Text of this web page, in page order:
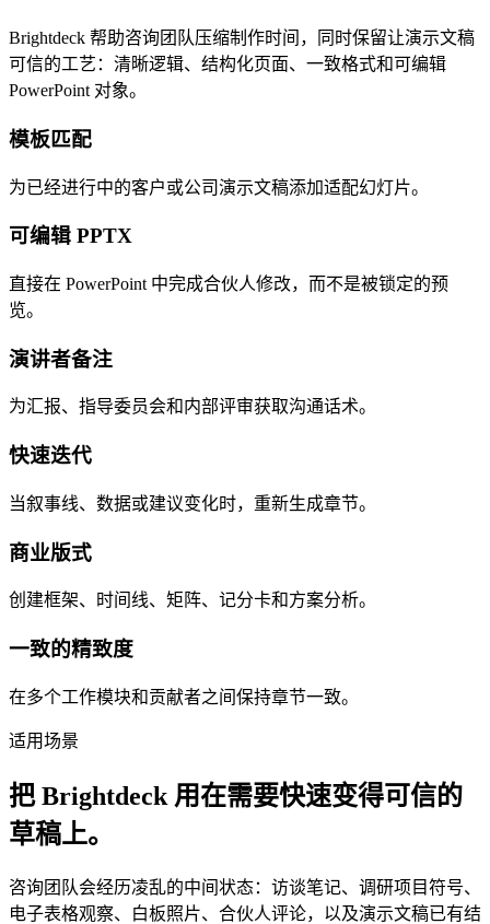
Brightdeck 帮助咨询团队压缩制作时间，同时保留让演示文稿
可信的工艺：清晰逻辑、结构化页面、一致格式和可编辑
PowerPoint 对象。
模板匹配
为已经进行中的客户或公司演示文稿添加适配幻灯片。
可编辑 PPTX
直接在 PowerPoint 中完成合伙人修改，而不是被锁定的预
览。
演讲者备注
为汇报、指导委员会和内部评审获取沟通话术。
快速迭代
当叙事线、数据或建议变化时，重新生成章节。
商业版式
创建框架、时间线、矩阵、记分卡和方案分析。
一致的精致度
在多个工作模块和贡献者之间保持章节一致。
适用场景
把 Brightdeck 用在需要快速变得可信的
草稿上。
咨询团队会经历凌乱的中间状态：访谈笔记、调研项目符号、
电子表格观察、白板照片、合伙人评论，以及演示文稿已有结